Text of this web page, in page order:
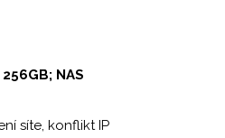
NAS
síte, konflikt IP